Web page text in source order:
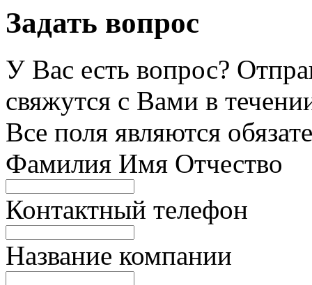
Задать вопрос
У Вас есть вопрос?
свяжутся с Вами в
Все поля являются
Фамилия Имя Отчество
Контактный телефон
Название компании